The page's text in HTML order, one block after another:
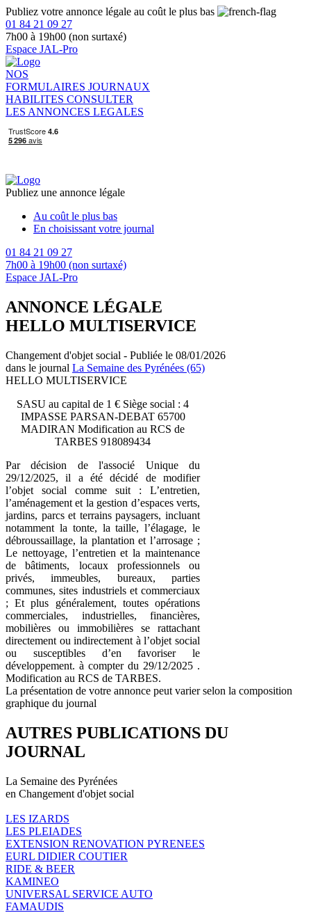
Publiez votre annonce légale au coût le plus bas
01 84 21 09 27
7h00 à 19h00 (non surtaxé)
Espace JAL-Pro
NOS
FORMULAIRES JOURNAUX
HABILITES CONSULTER
LES ANNONCES LEGALES
Publiez une annonce légale
Au coût le plus bas
En choisissant votre journal
01 84 21 09 27
7h00 à 19h00 (non surtaxé)
Espace JAL-Pro
ANNONCE LÉGALE
HELLO MULTISERVICE
Changement d'objet social - Publiée le 08/01/2026
dans le journal La Semaine des Pyrénées (65)
HELLO MULTISERVICE
SASU au capital de 1 € Siège social : 4
IMPASSE PARSAN-DEBAT 65700
MADIRAN Modification au RCS de
TARBES 918089434
Par décision de l'associé Unique du
29/12/2025, il a été décidé de modifier
l’objet social comme suit : L’entretien,
l’aménagement et la gestion d’espaces verts,
jardins, parcs et terrains paysagers, incluant
notamment la tonte, la taille, l’élagage, le
débroussaillage, la plantation et l’arrosage ;
Le nettoyage, l’entretien et la maintenance
de bâtiments, locaux professionnels ou
privés, immeubles, bureaux, parties
communes, sites industriels et commerciaux
; Et plus généralement, toutes opérations
commerciales, industrielles, financières,
mobilières ou immobilières se rattachant
directement ou indirectement à l’objet social
ou susceptibles d’en favoriser le
développement. à compter du 29/12/2025 .
Modification au RCS de TARBES.
La présentation de votre annonce peut varier selon la composition
graphique du journal
AUTRES PUBLICATIONS DU
JOURNAL
La Semaine des Pyrénées
en Changement d'objet social
LES IZARDS
LES PLEIADES
EXTENSION RENOVATION PYRENEES
EURL DIDIER COUTIER
RIDE & BEER
KAMINEO
UNIVERSAL SERVICE AUTO
FAMAUDIS